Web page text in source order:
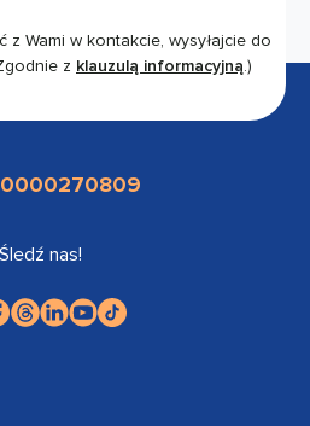
z Wami w kontakcie, wysyłajcie do
z klauzulą informacyjną.)
0000270809
Śledź nas!